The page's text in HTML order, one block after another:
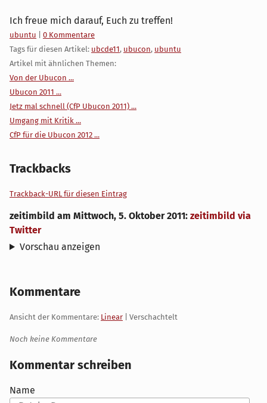
Ich freue mich darauf, Euch zu treffen!
Kategorien:
ubuntu
0 Kommentare
Tags für diesen Artikel: ubcde11, ubucon, ubuntu
Artikel mit ähnlichen Themen:
Von der Ubucon ...
Ubucon 2011 ...
Jetz mal schnell (CfP Ubucon 2011) ...
Umgang mit Kritik ...
CfP für die Ubucon 2012 ...
Trackbacks
Trackback-URL für diesen Eintrag
zeitimbild am Mittwoch, 5. Oktober 2011: zeitimbild via
Twitter
Vorschau anzeigen
Kommentare
Ansicht der Kommentare: Linear | Verschachtelt
Noch keine Kommentare
Kommentar schreiben
Name